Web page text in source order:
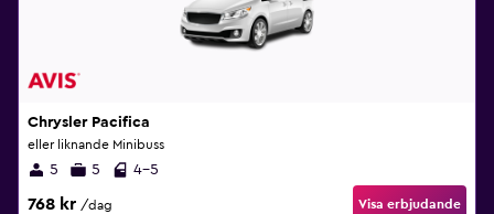
Chrysler Pacifica
eller liknande Minibuss
5 5 4-5
768 kr /dag Visa erbjudande